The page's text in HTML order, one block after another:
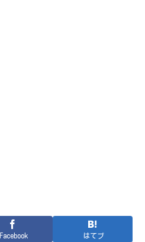
Facebook はてブ